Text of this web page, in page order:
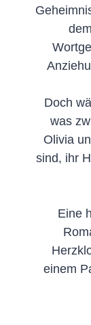
Doch
was
Olivia
sind, ihr
Eine
einem